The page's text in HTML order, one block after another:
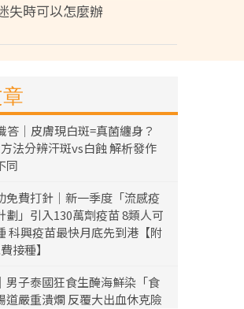
失時可以怎麼辦
答｜皮膚現白斑=真菌纏身？
法分辨汗斑vs白蝕 解析發作
同
免費打針｜新一季度「流感疫
劃」引入130萬劑疫苗 8類人可
科興疫苗最快月底先到港【附
接種】
男子泰國狂食生醃海鮮染「食
道嚴重潰爛 反覆大出血休克險